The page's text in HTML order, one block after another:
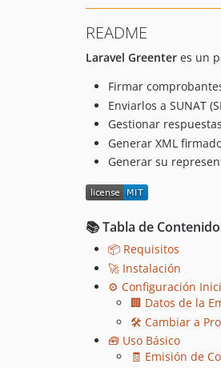
README
Laravel Greenter es un
Firmar
Enviarlos a SUNAT
Gestionar
Generar XML
Generar su
📚 Tabla de
📦 Requisitos
🚀 Instalación
⚙️ Configuración
🏢 Datos de la
🛠️ Cambiar a
🧰 Uso Básico
🧾 Emisión de